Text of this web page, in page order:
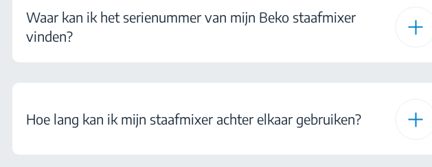
Waar kan ik het serienummer van mijn Beko staafmixer
vinden?
Hoe lang kan ik mijn staafmixer achter elkaar gebruiken?